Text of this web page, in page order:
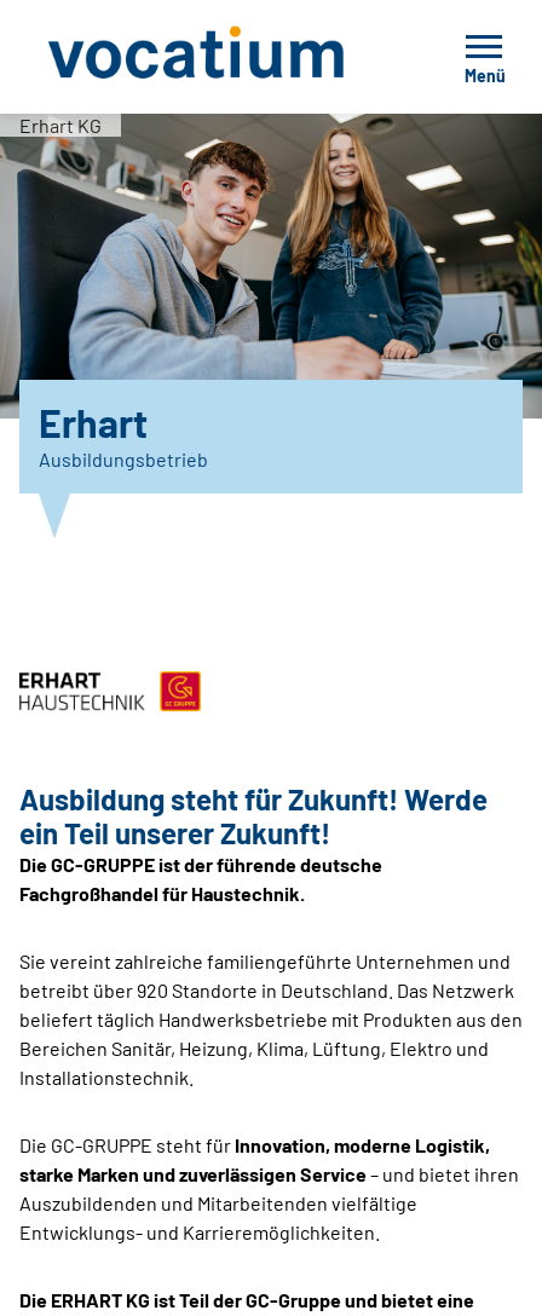
Menü
Erhart KG
Erhart
Ausbildungsbetrieb
Ausbildung steht für Zukunft! Werde
ein Teil unserer Zukunft!
Die GC-GRUPPE ist der führende deutsche
Fachgroßhandel für Haustechnik.
Sie vereint zahlreiche familiengeführte Unternehmen und
betreibt über 920 Standorte in Deutschland. Das Netzwerk
beliefert täglich Handwerksbetriebe mit Produkten aus den
Bereichen Sanitär, Heizung, Klima, Lüftung, Elektro und
Installationstechnik.
Die GC-GRUPPE steht für Innovation, moderne Logistik,
starke Marken und zuverlässigen Service– und bietet ihren
Auszubildenden und Mitarbeitenden vielfältige
Entwicklungs- und Karrieremöglichkeiten.
Die ERHART KG ist Teil der GC-Gruppe und bietet eine